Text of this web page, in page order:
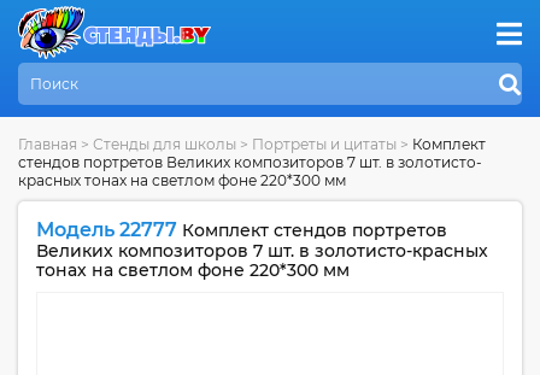
Главная > Стенды для школы > Портреты и цитаты > Комплект
стендов портретов Великих композиторов 7 шт. в золотисто-
красных тонах на светлом фоне 220*300 мм
Модель 22777 Комплект стендов портретов
Великих композиторов 7 шт. в золотисто-красных
тонах на светлом фоне 220*300 мм